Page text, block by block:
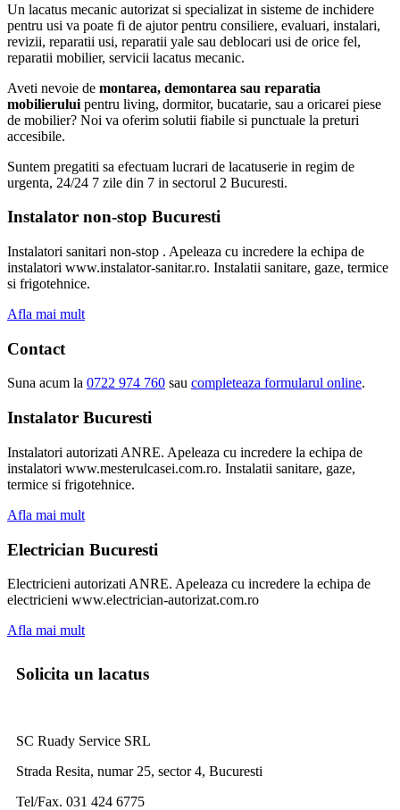
Un lacatus mecanic autorizat si specializat in sisteme de inchidere
pentru usi va poate fi de ajutor pentru consiliere, evaluari, instalari,
revizii, reparatii usi, reparatii yale sau deblocari usi de orice fel,
reparatii mobilier, servicii lacatus mecanic.
Aveti nevoie de montarea, demontarea sau reparatia
mobilierului pentru living, dormitor, bucatarie, sau a oricarei piese
de mobilier? Noi va oferim solutii fiabile si punctuale la preturi
accesibile.
Suntem pregatiti sa efectuam lucrari de lacatuserie in regim de
urgenta, 24/24 7 zile din 7 in sectorul 2 Bucuresti.
Instalator non-stop Bucuresti
Instalatori sanitari non-stop . Apeleaza cu incredere la echipa de
instalatori www.instalator-sanitar.ro. Instalatii sanitare, gaze, termice
si frigotehnice.
Afla mai mult
Contact
Suna acum la 0722 974 760 sau completeaza formularul online.
Instalator Bucuresti
Instalatori autorizati ANRE. Apeleaza cu incredere la echipa de
instalatori www.mesterulcasei.com.ro. Instalatii sanitare, gaze,
termice si frigotehnice.
Afla mai mult
Electrician Bucuresti
Electricieni autorizati ANRE. Apeleaza cu incredere la echipa de
electricieni www.electrician-autorizat.com.ro
Afla mai mult
Solicita un lacatus
SC Ruady Service SRL
Strada Resita, numar 25, sector 4, Bucuresti
Tel/Fax. 031 424 6775